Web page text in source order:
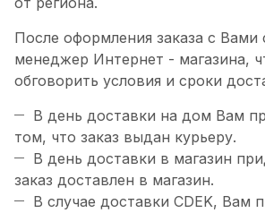
После оформления заказа с Вами
менеджер Интернет - магазина,
обговорить условия и сроки
В день доставки на дом Вам
том, что заказ выдан курьеру.
В день доставки в магазин
заказ доставлен в магазин.
В случае доставки CDEK, Вам